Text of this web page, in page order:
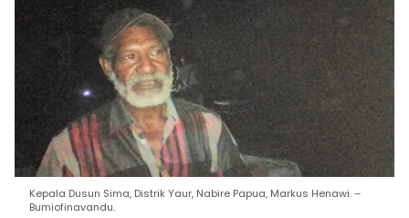
Kepala Dusun Sima, Distrik Yaur, Nabire Papua, Markus Henawi. –
Bumiofinavandu.